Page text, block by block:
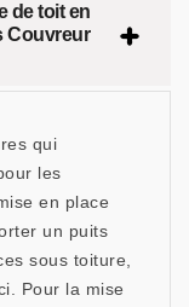
de toit en
Couvreur
qui
les
en place
un puits
sous toiture,
Pour la mise